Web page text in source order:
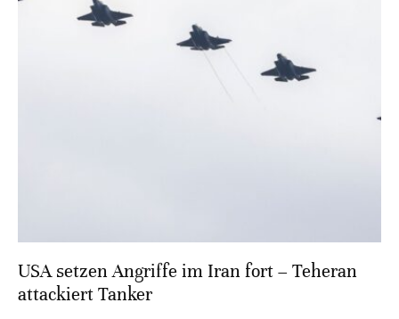
USA setzen Angriffe im Iran fort – Teheran
attackiert Tanker